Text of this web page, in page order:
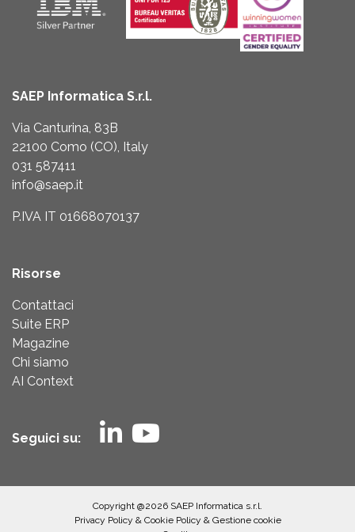
SAEP Informatica S.r.l.
Via Canturina, 83B
22100 Como (CO), Italy
031 587411
info@saep.it
P.IVA IT 01668070137
Risorse
Contattaci
Suite ERP
Magazine
Chi siamo
AI Context
Seguici su:
Copyright @2026 SAEP Informatica s.r.l.
Privacy Policy & Cookie Policy & Gestione cookie